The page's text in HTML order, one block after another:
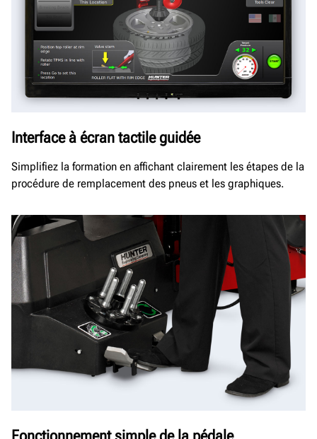
Interface à écran tactile guidée
Simplifiez la formation en affichant clairement les étapes de la
procédure de remplacement des pneus et les graphiques.